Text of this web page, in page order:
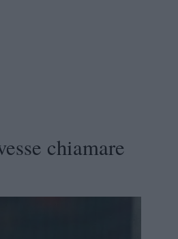
chiamare